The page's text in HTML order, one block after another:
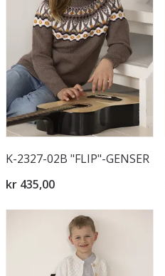
K-2327-02B "FLIP"-GENSER
kr 435,00